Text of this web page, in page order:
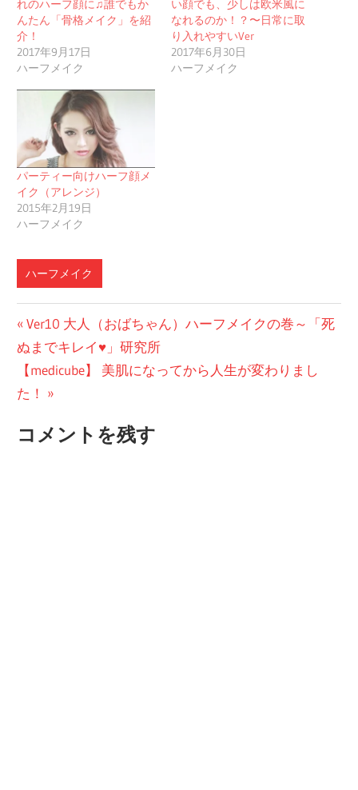
れのハーフ顔に♫誰でもか
んたん「骨格メイク」を紹
介！
2017年9月17日
ハーフメイク
い顔でも、少しは欧米風に
なれるのか！？〜日常に取
り入れやすいVer
2017年6月30日
ハーフメイク
パーティー向けハーフ顔メ
イク（アレンジ）
2015年2月19日
ハーフメイク
ハーフメイク
投
稿
ナ
ゲ
前
の
投
稿:
Ver10 大人（おばちゃん）ハーフメイクの巻～「死
ぬまでキレイ♥」研究所
次
の
稿:
【medicube】 美肌になってから人生が変わりまし
た！
コメントを残す